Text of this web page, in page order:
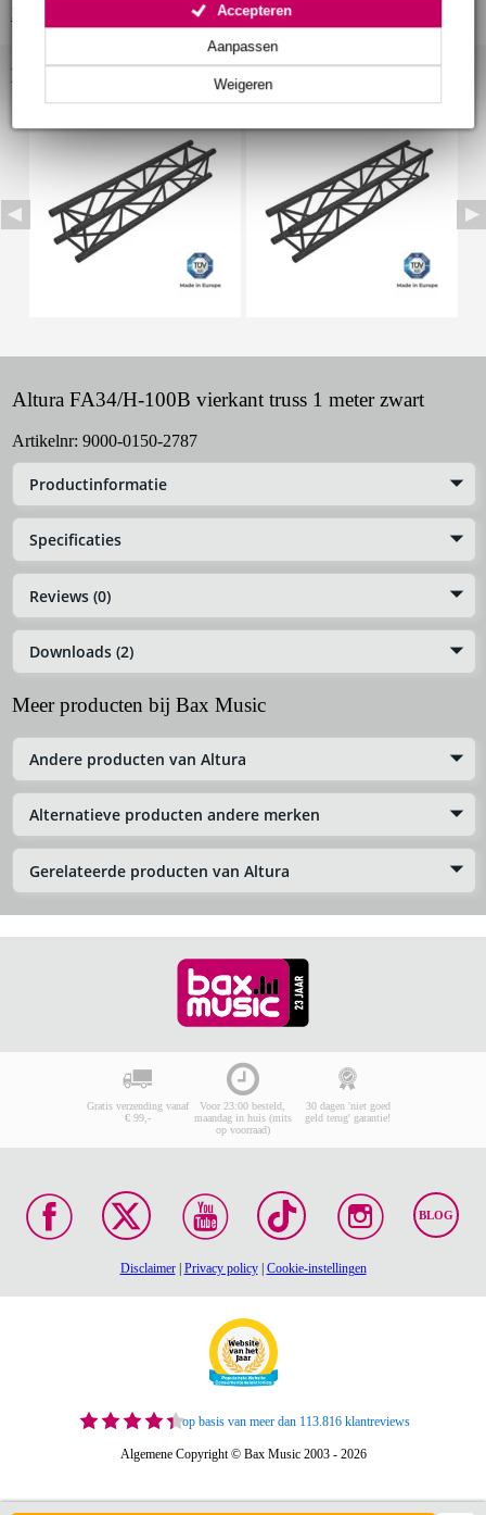
Weigeren
Aanpassen
Accepteren
Bekijk alle productspecificaties
Bekijk ook eens (8)
Altura FA34/H-100B vierkant truss 1 meter zwart
Artikelnr: 9000-0150-2787
Productinformatie
Specificaties
Reviews (0)
Downloads (2)
Meer producten bij Bax Music
Andere producten van Altura
Alternatieve producten andere merken
Gerelateerde producten van Altura
Gratis verzending vanaf
€ 99,-
Voor 23:00 besteld,
maandag in huis (mits
op voorraad)
30 dagen 'niet goed
geld terug' garantie!
BLOG
Disclaimer| Privacy policy| Cookie-instellingen
op basis van meer dan 113.816 klantreviews
Algemene Copyright © Bax Music 2003 - 2026